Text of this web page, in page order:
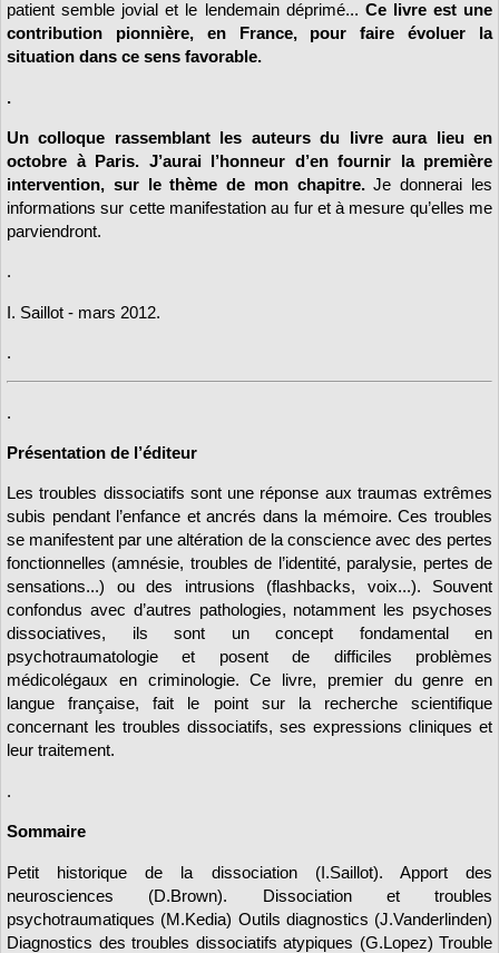
patient semble jovial et le lendemain déprimé... Ce livre est une
contribution pionnière, en France, pour faire évoluer la
situation dans ce sens favorable.
.
Un colloque rassemblant les auteurs du livre aura lieu en
octobre à Paris. J’aurai l’honneur d’en fournir la première
intervention, sur le thème de mon chapitre.Je donnerai les
informations sur cette manifestation au fur et à mesure qu’elles me
parviendront.
.
I. Saillot - mars 2012.
.
.
Présentation de l’éditeur
Les troubles dissociatifs sont une réponse aux traumas extrêmes
subis pendant l’enfance et ancrés dans la mémoire. Ces troubles
se manifestent par une altération de la conscience avec des pertes
fonctionnelles (amnésie, troubles de l’identité, paralysie, pertes de
sensations...) ou des intrusions (flashbacks, voix...). Souvent
confondus avec d’autres pathologies, notamment les psychoses
dissociatives, ils sont un concept fondamental en
psychotraumatologie et posent de difficiles problèmes
médicolégaux en criminologie. Ce livre, premier du genre en
langue française, fait le point sur la recherche scientifique
concernant les troubles dissociatifs, ses expressions cliniques et
leur traitement.
.
Sommaire
Petit historique de la dissociation (I.Saillot). Apport des
neurosciences (D.Brown). Dissociation et troubles
psychotraumatiques (M.Kedia) Outils diagnostics (J.Vanderlinden)
Diagnostics des troubles dissociatifs atypiques (G.Lopez) Trouble